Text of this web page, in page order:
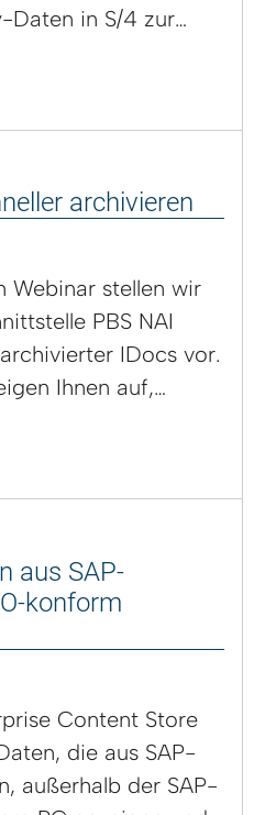
Daten in S/4 zur…
archivieren
Webinar stellen wir
PBS NAI
IDocs vor.
Ihnen auf,…
aus SAP-
konform
Content Store
die aus SAP-
außerhalb der SAP-